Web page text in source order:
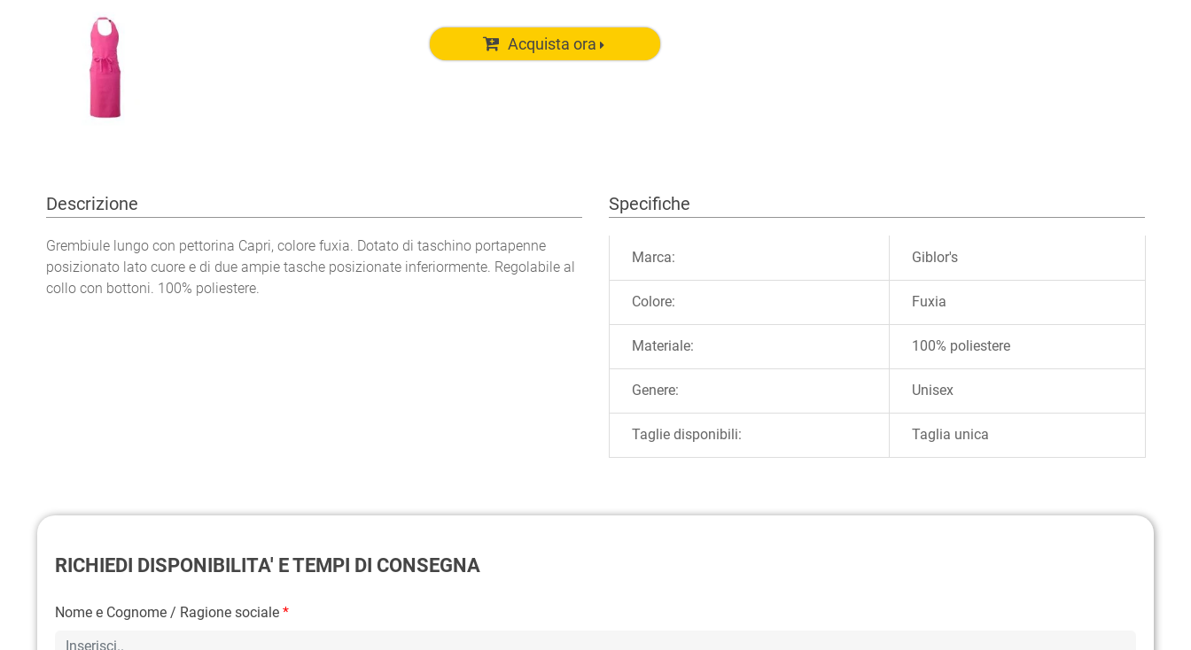
Acquista ora
Descrizione
Grembiule lungo con pettorina Capri, colore fuxia. Dotato di taschino portapenne
posizionato lato cuore e di due ampie tasche posizionate inferiormente. Regolabile al
collo con bottoni. 100% poliestere.
Specifiche
Marca: Giblor's
Colore: Fuxia
Materiale: 100% poliestere
Genere: Unisex
Taglie disponibili: Taglia unica
RICHIEDI DISPONIBILITA' E TEMPI DI CONSEGNA
Nome e Cognome / Ragione sociale *